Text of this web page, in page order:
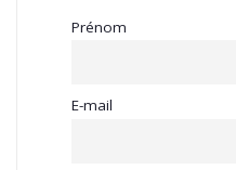
Prénom
E-mail